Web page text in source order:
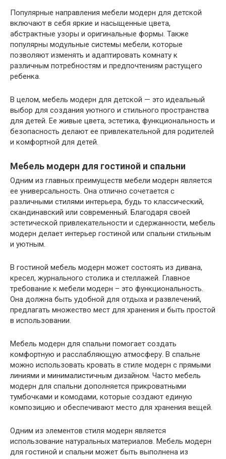
Популярные направления мебели модерн для детской
включают в себя яркие и насыщенные цвета,
абстрактные узоры и оригинальные формы. Также
популярны модульные системы мебели, которые
позволяют изменять и адаптировать комнату к
различным потребностям и предпочтениям растущего
ребенка.
В целом, мебель модерн для детской — это идеальный
выбор для создания уютного и стильного пространства
для детей. Ее живые цвета, эстетика, функциональность и
безопасность делают ее привлекательной для родителей
и комфортной для детей.
Мебель модерн для гостиной и спальни
Одним из главных преимуществ мебели модерн является
ее универсальность. Она отлично сочетается с
различными стилями интерьера, будь то классический,
скандинавский или современный. Благодаря своей
эстетической привлекательности и сдержанности, мебель
модерн делает интерьер гостиной или спальни стильным
и уютным.
В гостиной мебель модерн может состоять из дивана,
кресел, журнального столика и стеллажей. Главное
требование к мебели модерн – это функциональность.
Она должна быть удобной для отдыха и развлечений,
предлагать множество мест для хранения и быть простой
в использовании.
Мебель модерн для спальни помогает создать
комфортную и расслабляющую атмосферу. В спальне
можно использовать кровать в стиле модерн с прямыми
линиями и минималистичным дизайном. Часто мебель
модерн для спальни дополняется прикроватными
тумбочками и комодами, которые создают единую
композицию и обеспечивают место для хранения вещей.
Одним из элементов стиля модерн является
использование натуральных материалов. Мебель модерн
для гостиной и спальни может быть выполнена из